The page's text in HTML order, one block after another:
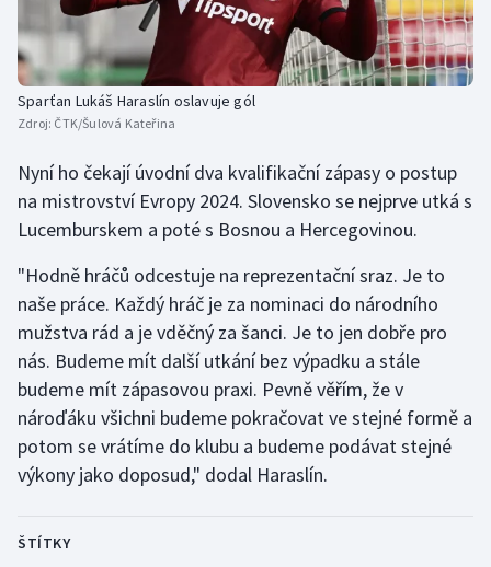
Triatlon
Veslování
Volejbal
Sparťan Lukáš Haraslín oslavuje gól
Zdroj: ČTK/Šulová Kateřina
Nyní ho čekají úvodní dva kvalifikační zápasy o postup
na mistrovství Evropy 2024. Slovensko se nejprve utká s
Lucemburskem a poté s Bosnou a Hercegovinou.
"Hodně hráčů odcestuje na reprezentační sraz. Je to
naše práce. Každý hráč je za nominaci do národního
mužstva rád a je vděčný za šanci. Je to jen dobře pro
nás. Budeme mít další utkání bez výpadku a stále
budeme mít zápasovou praxi. Pevně věřím, že v
nároďáku všichni budeme pokračovat ve stejné formě a
potom se vrátíme do klubu a budeme podávat stejné
výkony jako doposud," dodal Haraslín.
ŠTÍTKY